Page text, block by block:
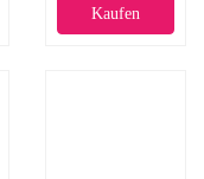
Kaufen